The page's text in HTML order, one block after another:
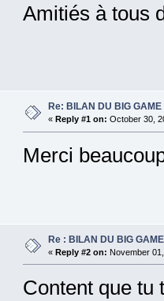
Amitiés à tous
Re: BILAN DU BIG
« Reply #1 on: October 30,
Merci
Re : BILAN DU BIG
« Reply #2 on: November
Content que